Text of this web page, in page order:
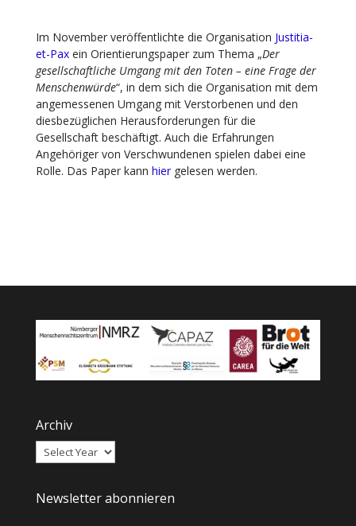
Im November veröffentlichte die Organisation Justitia-
et-Paxein Orientierungspaper zum Thema „Der
gesellschaftliche Umgang mit den Toten – eine Frage der
Menschenwürde“, in dem sich die Organisation mit dem
angemessenen Umgang mit Verstorbenen und den
diesbezüglichen Herausforderungen für die
Gesellschaft beschäftigt. Auch die Erfahrungen
Angehöriger von Verschwundenen spielen dabei eine
Rolle. Das Paper kann hiergelesen werden.
Archiv
Newsletter abonnieren